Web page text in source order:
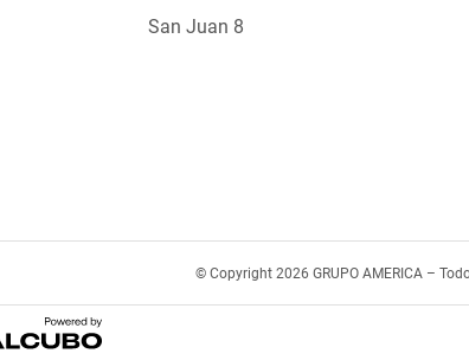
San Juan 8
© Copyright 2026 GRUPO AMERICA –